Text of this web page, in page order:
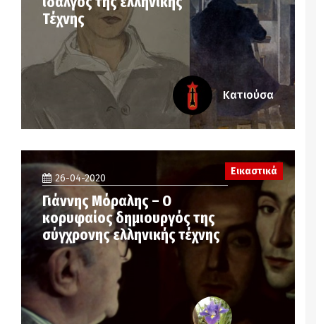
Τέχνης
Κατιούσα
Εικαστικά
26-04-2020
Γιάννης Μόραλης – Ο
κορυφαίος δημιουργός της
σύγχρονης ελληνικής τέχνης